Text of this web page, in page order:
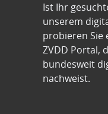
Ist Ihr
unserem
probieren Sie
ZVDD Portal,
bundesweit
nachweist.